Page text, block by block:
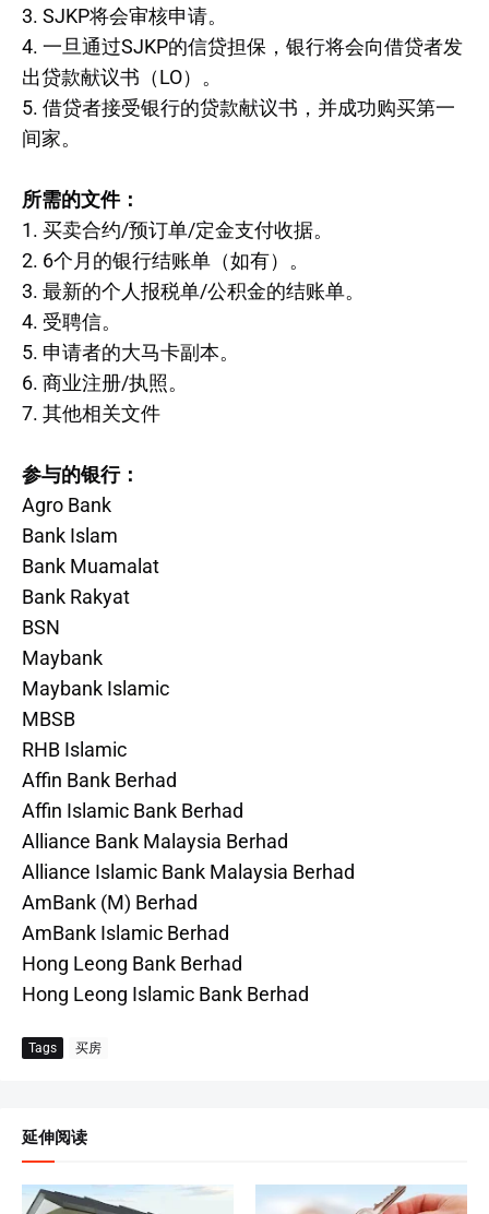
3. SJKP将会审核申请。
4. 一旦通过SJKP的信贷担保，银行将会向借贷者发
出贷款献议书（LO）。
5. 借贷者接受银行的贷款献议书，并成功购买第一
间家。
所需的文件：
1. 买卖合约/预订单/定金支付收据。
2. 6个月的银行结账单（如有）。
3. 最新的个人报税单/公积金的结账单。
4. 受聘信。
5. 申请者的大马卡副本。
6. 商业注册/执照。
7. 其他相关文件
参与的银行：
Agro Bank
Bank Islam
Bank Muamalat
Bank Rakyat
BSN
Maybank
Maybank Islamic
MBSB
RHB Islamic
Affin Bank Berhad
Affin Islamic Bank Berhad
Alliance Bank Malaysia Berhad
Alliance Islamic Bank Malaysia Berhad
AmBank (M) Berhad
AmBank Islamic Berhad
Hong Leong Bank Berhad
Hong Leong Islamic Bank Berhad
Tags 买房
延伸阅读